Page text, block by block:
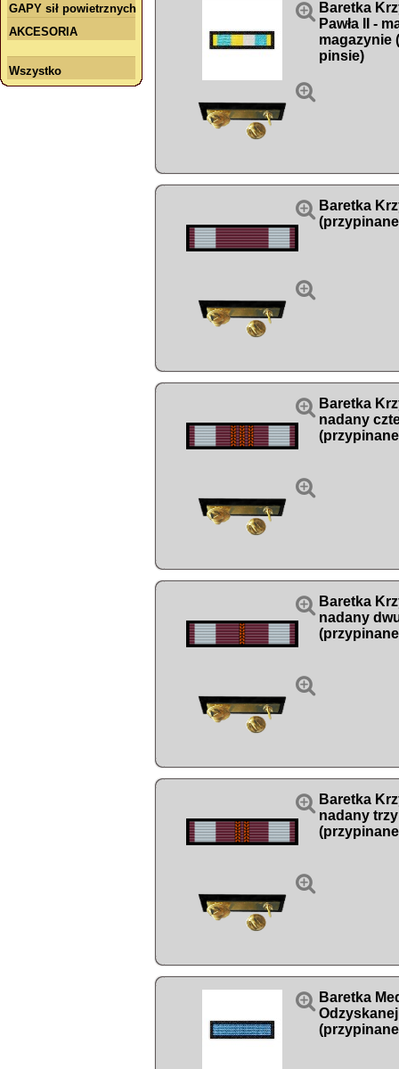
GAPY sił powietrznych
AKCESORIA
Wszystko


Baretka
Pawła II -
magazynie
pinsie)


Baretka


Baretka
nadany


Baretka
nadany


Baretka
nadany
 Baretka